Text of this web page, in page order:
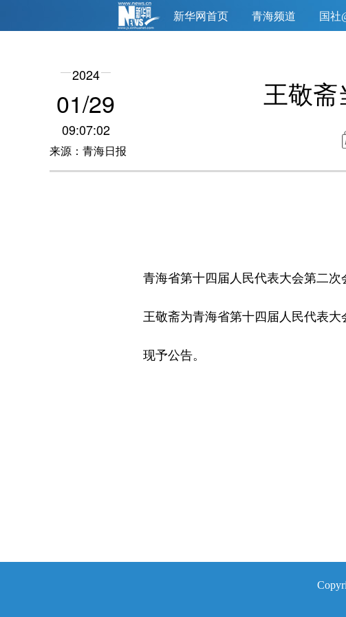
新华网首页 青海频道 国社
2024
01/29
09:07:02
来源：青海日报
王敬斋
青海省第十四届人民代表大会第二次
王敬斋为青海省第十四届人民代表大
现予公告。